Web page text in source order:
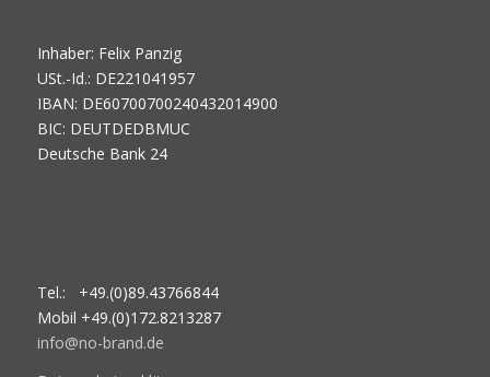
Inhaber: Felix Panzig
USt.-Id.: DE221041957
IBAN: DE60700700240432014900
BIC: DEUTDEDBMUC
Deutsche Bank 24
Tel.: +49.(0)89.43766844
Mobil +49.(0)172.8213287
info@no-brand.de